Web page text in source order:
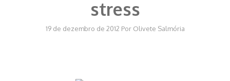
stress
19 de dezembro de 2012 Por Olivete Salmória